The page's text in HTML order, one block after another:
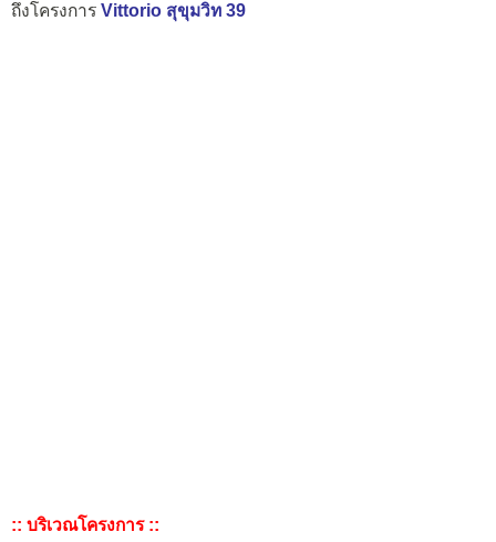
ถึงโครงการ Vittorio สุขุมวิท 39
:: บริเวณโครงการ ::